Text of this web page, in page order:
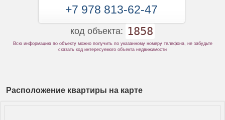
+7 978 813-62-47
код объекта: 1858
Всю информацию по объекту можно получить по указанному номеру телефона, не забудьте
сказать код интересуемого объекта недвижимости
Расположение квартиры на карте